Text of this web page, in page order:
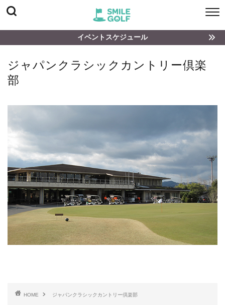
イベントスケジュール
ジャパンクラシックカントリー倶楽
部
HOME ジャパンクラシックカントリー倶楽部